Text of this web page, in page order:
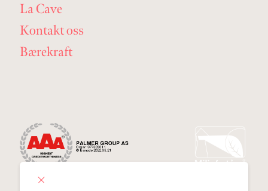
La Cave
Kontakt oss
Bærekraft